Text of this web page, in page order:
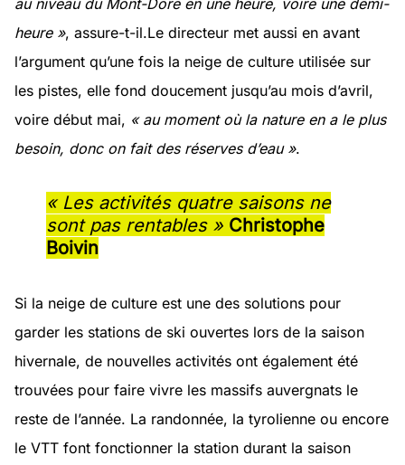
au niveau du Mont-Dore en une heure, voire une demi-
heure », assure-t-il.Le directeur met aussi en avant
l’argument qu’une fois la neige de culture utilisée sur
les pistes, elle fond doucement jusqu’au mois d’avril,
voire début mai, « au moment où la nature en a le plus
besoin, donc on fait des réserves d’eau ».
« Les activités quatre saisons ne
sont pas rentables »Christophe
Boivin
Si la neige de culture est une des solutions pour
garder les stations de ski ouvertes lors de la saison
hivernale, de nouvelles activités ont également été
trouvées pour faire vivre les massifs auvergnats le
reste de l’année. La randonnée, la tyrolienne ou encore
le VTT font fonctionner la station durant la saison